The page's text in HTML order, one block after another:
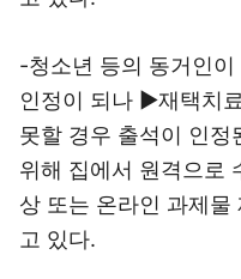
-청소년 등의 동거인
인정이 되나 ▶재택치
못할 경우 출석이 인정
위해 집에서 원격으로
상 또는 온라인 과제물
고 있다.